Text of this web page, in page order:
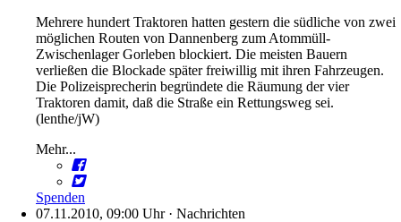
Mehrere hundert Traktoren hatten gestern die südliche von zwei
möglichen Routen von Dannenberg zum Atommüll-
Zwischenlager Gorleben blockiert. Die meisten Bauern
verließen die Blockade später freiwillig mit ihren Fahrzeugen.
Die Polizeisprecherin begründete die Räumung der vier
Traktoren damit, daß die Straße ein Rettungsweg sei.
(lenthe/jW)
Mehr...
Spenden
07.11.2010, 09:00 Uhr· Nachrichten